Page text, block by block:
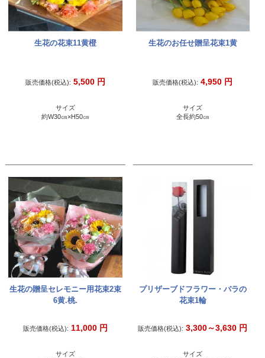
生花の花束11黄橙
販売価格(税込): 5,500 円
サイズ
約W30㎝×H50㎝
生花のお任せ贈呈花束1黄
販売価格(税込): 4,950 円
サイズ
全長約50㎝
生花の贈呈セレモニー用花束2束
6黄.桃.
販売価格(税込): 11,000 円
サイズ
プリザーブドフラワー・バラの
花束1輪
販売価格(税込): 3,300～3,630 円
サイズ